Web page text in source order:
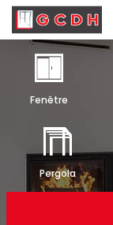
contenu
Fenêtre
Pergola